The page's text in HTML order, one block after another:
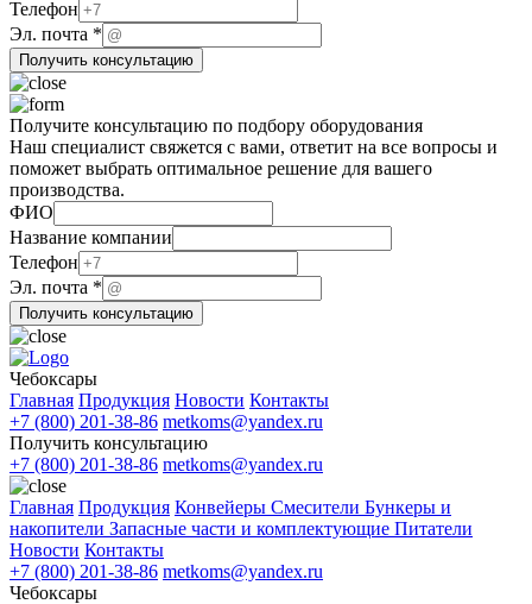
Телефон
Эл. почта *
Получить консультацию
Получите консультацию по подбору оборудования
Наш специалист свяжется с вами, ответит на все вопросы и
поможет выбрать оптимальное решение для вашего
производства.
ФИО
Название компании
Телефон
Эл.
ФИО
Телефон
Эл. почта *
Получить консультацию
Чебоксары
Главная Продукция Новости Контакты
+7 (800) 201-38-86 metkoms@yandex.ru
Получить консультацию
+7 (800) 201-38-86 metkoms@yandex.ru
Главная Продукция Конвейеры Смесители Бункеры и
накопители Запасные части и комплектующие Питатели
Новости Контакты
+7 (800) 201-38-86 metkoms@yandex.ru
Чебоксары